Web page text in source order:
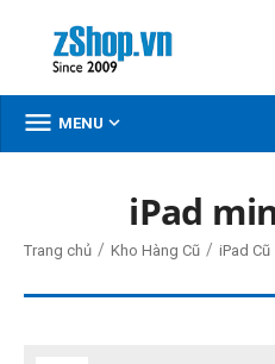
 MENU 
iPad
Trang chủ / Kho Hàng Cũ / iPad Cũ